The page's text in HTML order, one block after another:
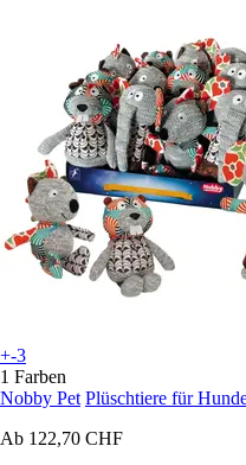
+-3
1 Farben
Nobby Pet Plüschtiere für
Ab 122,70 CHF